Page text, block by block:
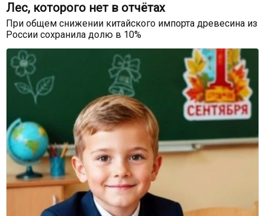
Лес, которого нет в отчётах
При общем снижении китайского импорта древесина из
России сохранила долю в 10%